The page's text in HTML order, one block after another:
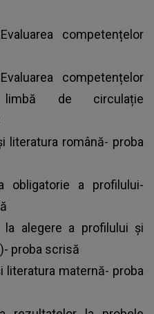
competențelor
competențelor
de circulație
literatura română- proba
obligatorie a profilului-
la alegere a profilului și
proba scrisă
literatura maternă- proba